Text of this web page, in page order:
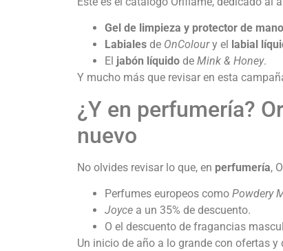
Gel de limpieza y protector de
Labiales de OnColoury el labial
El jabón líquido de Mink & Honey.
Y mucho más que revisar en esta
¿Y en perfumería?
nuevo
No olvides revisar lo que, en perfumería,
Perfumes europeos como Powdery
Joyce a un 35% de descuento.
O el descuento de fragancias
Un inicio de año a lo grande con ofertas